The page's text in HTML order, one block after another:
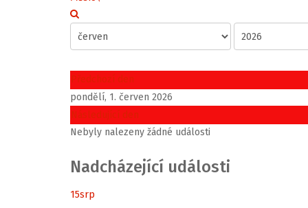
Předchozí den
pondělí, 1. červen 2026
Následující den
Nebyly nalezeny žádné události
Nadcházející události
15srp